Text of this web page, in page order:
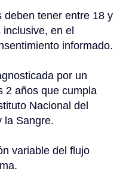
deben tener entre 18 y
en el
informado.
por un
2 años que cumpla
Nacional del
la Sangre.
variable del flujo